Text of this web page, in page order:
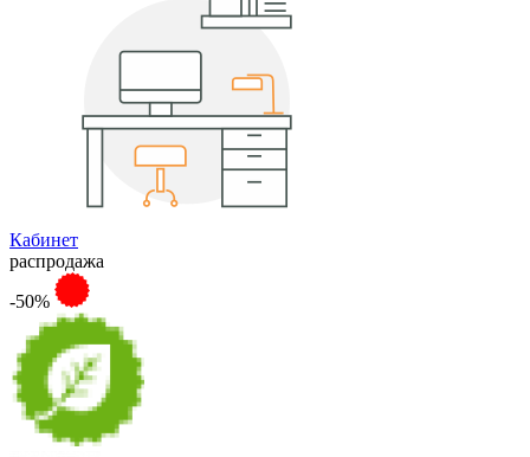
Кабинет
распродажа
-50%